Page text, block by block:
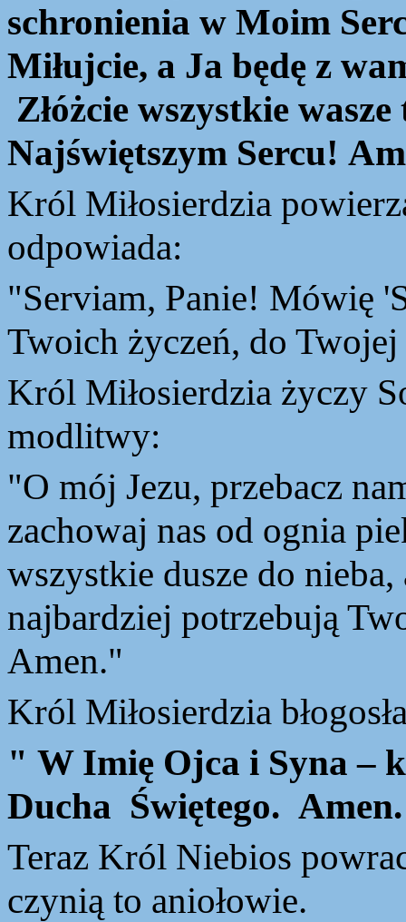
schronienia w Moim
Miłujcie, a Ja będę z
Złóżcie wszystkie
Najświętszym Sercu!
Król Miłosierdzia
odpowiada:
"Serviam, Panie! Mówię
Twoich życzeń, do
Król Miłosierdzia życzy
modlitwy:
"O mój Jezu, przebacz
zachowaj nas od ognia
wszystkie dusze do
najbardziej potrzebują
Amen."
Król Miłosierdzia
" W Imię Ojca i Syna –
Ducha Świętego. Amen.
Teraz Król Niebios
czynią to aniołowie.